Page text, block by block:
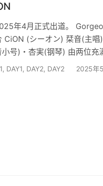
年4月正式出道。
CiON (シーオン) 栞音(主
小号)・杏実(钢琴) 由两位充
队）组成，通称“铜管偶像”
, DAY1, DAY2, DAY2 2025年